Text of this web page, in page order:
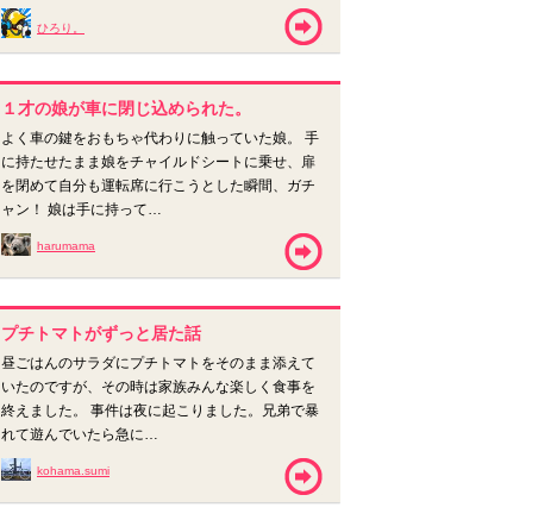
ひろり。
１才の娘が車に閉じ込められた。
よく車の鍵をおもちゃ代わりに触っていた娘。 手
に持たせたまま娘をチャイルドシートに乗せ、扉
を閉めて自分も運転席に行こうとした瞬間、ガチ
ャン！ 娘は手に持って…
harumama
プチトマトがずっと居た話
昼ごはんのサラダにプチトマトをそのまま添えて
いたのですが、その時は家族みんな楽しく食事を
終えました。 事件は夜に起こりました。兄弟で暴
れて遊んでいたら急に…
kohama.sumi